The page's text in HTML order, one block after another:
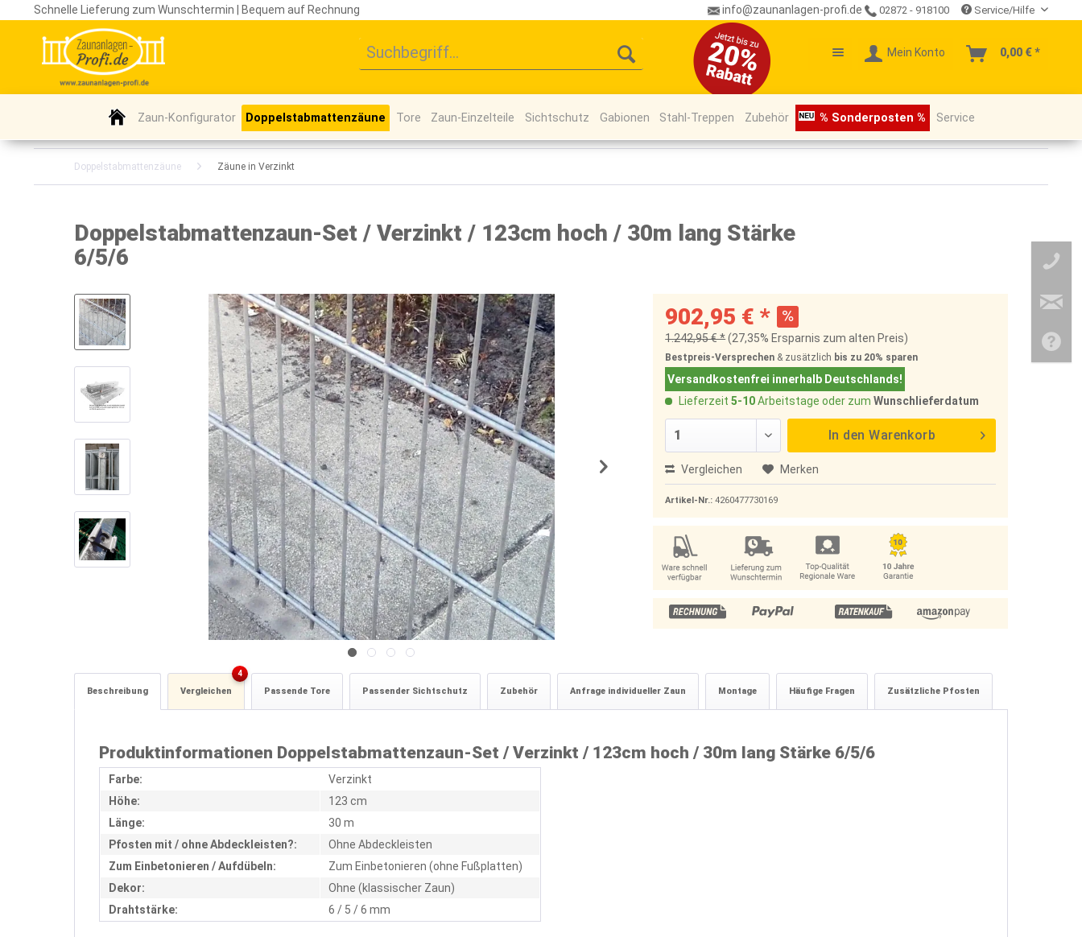
Schnelle Lieferung zum Wunschtermin | Bequem auf Rechnung info@zaunanlagen-profi.de 02872 - 918100 Service/Hilfe
Mein Konto 0,00 € *
Zaun-Konfigurator Doppelstabmattenzäune Tore Zaun-Einzelteile Sichtschutz Gabionen Stahl-Treppen Zubehör % Sonderposten % Service
Doppelstabmattenzäune Zäune in Verzinkt
Doppelstabmattenzaun-Set / Verzinkt / 123cm hoch / 30m lang Stärke
6/5/6
902,95 € *
1.242,95 € *(27,35% Ersparnis zum alten Preis)
Bestpreis-Versprechen & zusätzlich bis zu 20% sparen
Versandkostenfrei innerhalb Deutschlands!
Lieferzeit5-10Arbeitstage oder zumWunschlieferdatum
In den Warenkorb
Vergleichen Merken
Artikel-Nr.:4260477730169
Beschreibung Vergleichen
4
Passende Tore Passender Sichtschutz Zubehör Anfrage individueller Zaun Montage Häufige Fragen Zusätzliche Pfosten
Produktinformationen Doppelstabmattenzaun-Set / Verzinkt / 123cm hoch / 30m lang Stärke 6/5/6
Farbe:
Verzinkt
Höhe:
123 cm
Länge:
30 m
Pfosten mit / ohne Abdeckleisten?:
Ohne Abdeckleisten
Zum Einbetonieren / Aufdübeln:
Zum Einbetonieren (ohne Fußplatten)
Dekor:
Ohne (klassischer Zaun)
Drahtstärke:
6 / 5 / 6 mm